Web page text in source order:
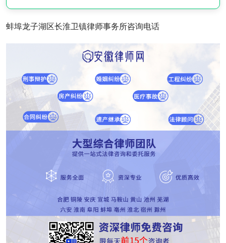
蚌埠龙子湖区长淮卫镇律师事务所咨询电话